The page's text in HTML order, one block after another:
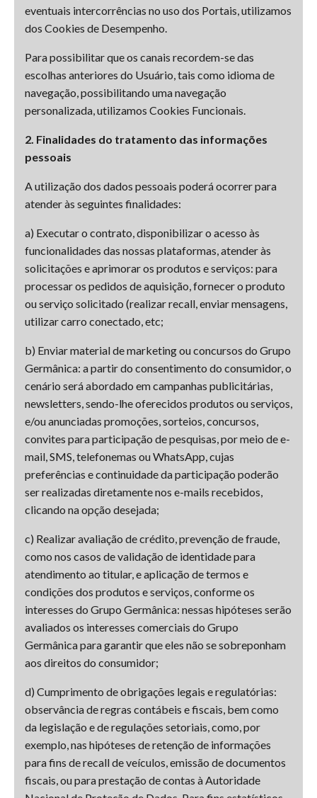
eventuais intercorrências no uso dos Portais, utilizamos
dos Cookies de Desempenho.
Para possibilitar que os canais recordem-se das
escolhas anteriores do Usuário, tais como idioma de
navegação, possibilitando uma navegação
personalizada, utilizamos Cookies Funcionais.
2. Finalidades do tratamento das informações
pessoais
A utilização dos dados pessoais poderá ocorrer para
atender às seguintes finalidades:
a) Executar o contrato, disponibilizar o acesso às
funcionalidades das nossas plataformas, atender às
solicitações e aprimorar os produtos e serviços: para
processar os pedidos de aquisição, fornecer o produto
ou serviço solicitado (realizar recall, enviar mensagens,
utilizar carro conectado, etc;
b) Enviar material de marketing ou concursos do Grupo
Germânica: a partir do consentimento do consumidor, o
cenário será abordado em campanhas publicitárias,
newsletters, sendo-lhe oferecidos produtos ou serviços,
e/ou anunciadas promoções, sorteios, concursos,
convites para participação de pesquisas, por meio de e-
mail, SMS, telefonemas ou WhatsApp, cujas
preferências e continuidade da participação poderão
ser realizadas diretamente nos e-mails recebidos,
clicando na opção desejada;
c) Realizar avaliação de crédito, prevenção de fraude,
como nos casos de validação de identidade para
atendimento ao titular, e aplicação de termos e
condições dos produtos e serviços, conforme os
interesses do Grupo Germânica: nessas hipóteses serão
avaliados os interesses comerciais do Grupo
Germânica para garantir que eles não se sobreponham
aos direitos do consumidor;
d) Cumprimento de obrigações legais e regulatórias:
observância de regras contábeis e fiscais, bem como
da legislação e de regulações setoriais, como, por
exemplo, nas hipóteses de retenção de informações
para fins de recall de veículos, emissão de documentos
fiscais, ou para prestação de contas à Autoridade